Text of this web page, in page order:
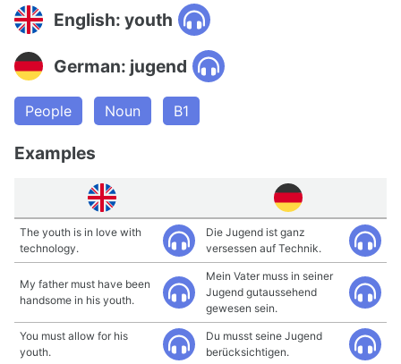
English: youth
German: jugend
People Noun B1
Examples
The youth is in love with
technology.
Die Jugend ist ganz
versessen auf Technik.
My father must have been
handsome in his youth.
Mein Vater muss in seiner
Jugend gutaussehend
gewesen sein.
You must allow for his
youth.
Du musst seine Jugend
berücksichtigen.